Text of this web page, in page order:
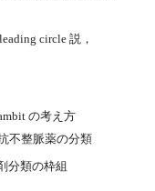
circle 説，
の考え方
不整脈薬の分類
分類の枠組